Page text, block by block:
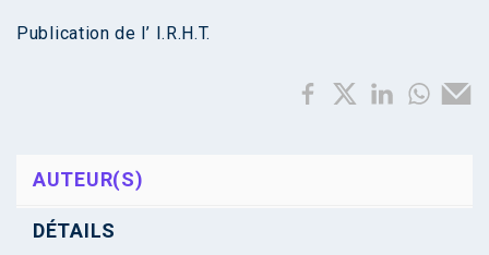
Publication de l’ I.R.H.T.
AUTEUR(S)
DÉTAILS